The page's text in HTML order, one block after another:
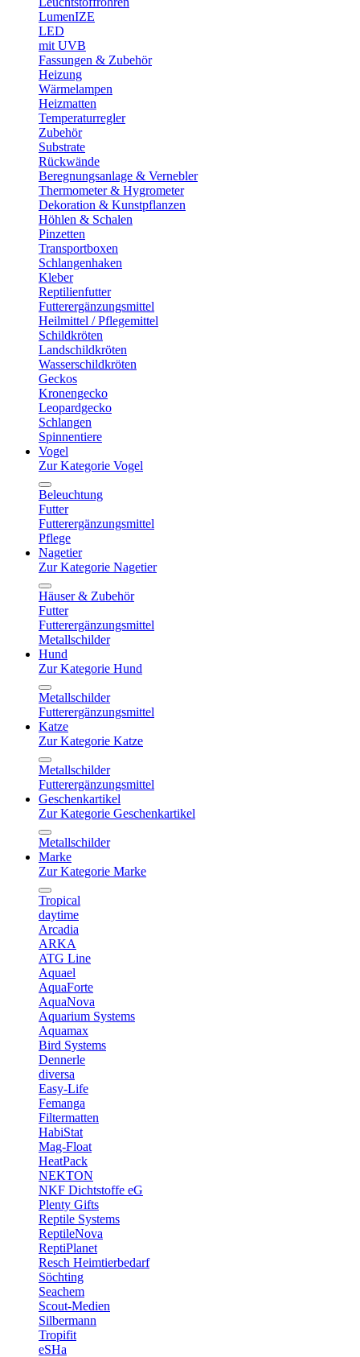
LumenIZE
LED
mit UVB
Fassungen & Zubehör
Heizung
Wärmelampen
Heizmatten
Temperaturregler
Zubehör
Substrate
Rückwände
Beregnungsanlage & Vernebler
Thermometer & Hygrometer
Dekoration & Kunstpflanzen
Höhlen & Schalen
Pinzetten
Transportboxen
Schlangenhaken
Kleber
Reptilienfutter
Futterergänzungsmittel
Heilmittel / Pflegemittel
Schildkröten
Landschildkröten
Wasserschildkröten
Geckos
Kronengecko
Leopardgecko
Schlangen
Spinnentiere
Vogel
Zur Kategorie Vogel
Beleuchtung
Futter
Futterergänzungsmittel
Pflege
Nagetier
Zur Kategorie Nagetier
Häuser & Zubehör
Futter
Futterergänzungsmittel
Metallschilder
Hund
Zur Kategorie Hund
Metallschilder
Futterergänzungsmittel
Katze
Zur Kategorie Katze
Metallschilder
Futterergänzungsmittel
Geschenkartikel
Zur Kategorie Geschenkartikel
Metallschilder
Marke
Zur Kategorie Marke
Tropical
daytime
Arcadia
ARKA
ATG Line
Aquael
AquaForte
AquaNova
Aquarium Systems
Aquamax
Bird Systems
Dennerle
diversa
Easy-Life
Femanga
Filtermatten
HabiStat
Mag-Float
HeatPack
NEKTON
NKF Dichtstoffe eG
Plenty Gifts
Reptile Systems
ReptileNova
ReptiPlanet
Resch Heimtierbedarf
Söchting
Seachem
Scout-Medien
Silbermann
Tropifit
eSHa